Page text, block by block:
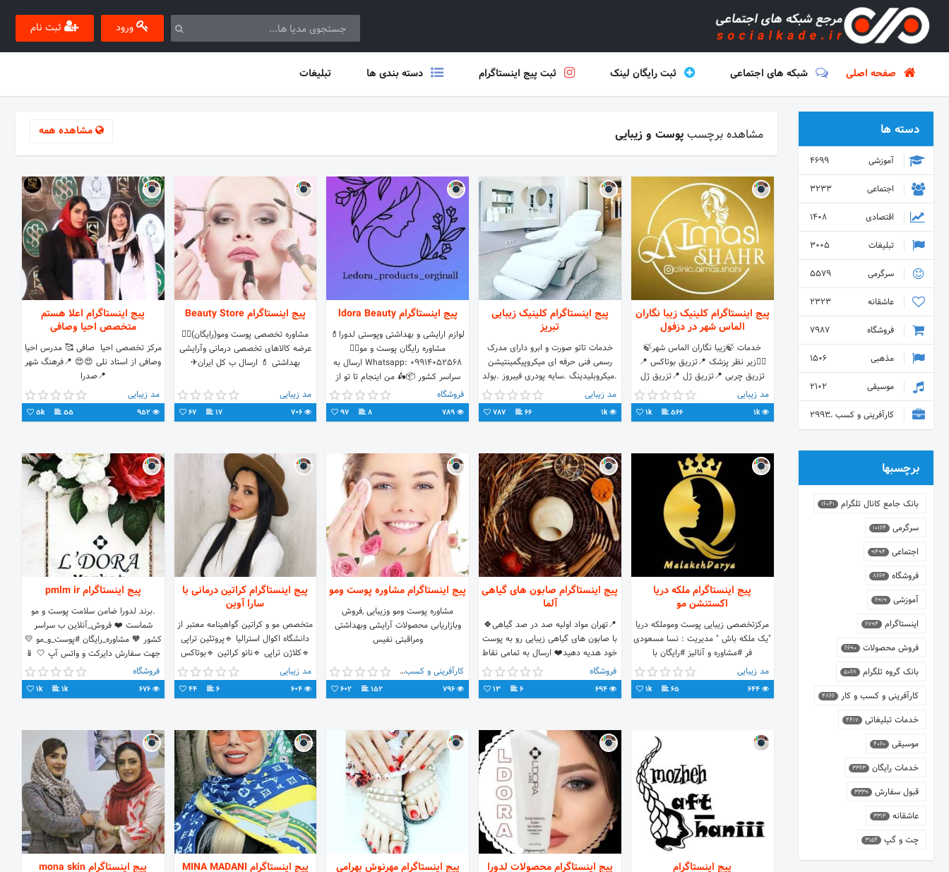
ورود ثبت نام
صفحه اصلی شبکه های اجتماعی ثبت رایگان لینک ثبت پیج اینستاگرام دسته بندی ها تبلیغات
مشاهده برچسب پوست و زیبایی مشاهده همه
پیج اینستاگرام کلینیک زیبا نگاران
الماس شهر در دزفول
خدمات 🍃زیبا نگاران الماس شهر🍃
👩‍⚕️زیر نظر پزشک 📍تزریق بوتاکس 📍
تزریق چربی 📍تزریق ژل 📍تزریق ژل
برای خط لبخند 📍فیلر زیر چشم 📍انزیم
بینی 🏩 #دزفول
مد زیبایی
1k
566
1k
پیج اینستاگرام کلینیک زیبایی
تبریز
خدمات تاتو صورت و ابرو دارای مدرک
رسمی فنی حرفه ای میکروپیگمینتیشن
.میکروبلیدینگ .سایه پودری فیبروز .بولد
بروز .فشن بروز . ژل وبوتاکس
#تبریز#زیبایی
مد زیبایی
1k
66
787
پیج اینستاگرام ldora Beauty
لوازم ارایشی و بهداشتی وپوستی لدورا💄
مشاوره رایگان پوست و مو💆‍♀️
Whatsapp: 09914052568 ارسال به
سراسر کشور 📦🛵 من اینجام تا تو از
وجود خودت لذت ببری😍فروشگاه
789
8
97
پیج اینستاگرام Beauty Store
مشاوره تخصصی پوست ومو(رایگان)👩‍⚕️
عرضه کالاهای تخصصی درمانی وآرایشی
بهداشتی 💄 ارسال ب کل ایران✈
مد زیبایی
706
17
67
پیج اینستاگرام اعلا هستم
متخصص احیا وصافی
مرکز تخصصی احیا ‌ صافی 🥰 مدرس احیا
وصافی از استاد نلی 😍😍 📍فرهنگ شهر
📍صدرا
مد زیبایی
952
55
5k
پیج اینستاگرام ملکه دریا
اکستنشن مو
مرکزتخصصی زیبایی پوست وموملکه دریا
"یک ملکه باش " مدیریت : نسا مسعودی
فر #مشاوره و آنالیز #رایگان با
#دستگاه_آنالیزر رزرو=دایرکت
09157003683 #مشهد
مد زیبایی
644
65
1k
پیج اینستاگرام صابون هاى گياهى
آلما
📍تهران مواد اوليه صد در صد گياهى🍀
با صابون هاى گياهى زيبايى رو به پوست
خود هديه دهيد❤️ ارسال به تمامى نقاط
كشور🚙 💜جهت سفارش به دايركت
مراجعه كنيد💜
فروشگاه
694
6
13
پیج اینستاگرام مشاوره پوست ومو
مشاوره پوست ومو وزیبایی ,فروش
وبازاریابی محصولات آرایشی وبهداشتی
ومراقبتی نفیس
کارآفرینی و کسب و کار
796
152
602
پیج اینستاگرام کراتین درمانی با
سارا آوین
متخصص مو و کراتین گواهینامه معتبر از
دانشگاه اکوال استرالیا 🔹پروتئین تراپی
🔹کلاژن تراپی 🔹نانو کراتین 🔹بوتاکس
🔹اولاپلکس و ... 📞رزرو:
۰۹۱۰۵۹۲۳۷۶۳
مد زیبایی
604
6
44
پیج اینستاگرام pmlm ir
.برند لدورا ضامن سلامت پوست و مو
شماست ❤️ فروش_آنلاین ب سراسر
کشور 🧡 مشاوره_رایگان #پوست_و_مو 💛
جهت سفارش دایرکت و واتس آپ 🤍 📱
09304605851
فروشگاه
676
1k
1k
پیج اینستاگرام
پیج اینستاگرام محصولات لدورا پیج اینستاگرام مهرنوش بهرامی
پیج اینستاگرام MINA MADANI
پیج اینستاگرام mona skin
دسته ها
آموزشی
4699
اجتماعی
3233
اقتصادی
1408
تبلیغات
3005
سرگرمی
5579
عاشقانه
2323
فروشگاه
7987
مذهبی
1506
موسیقی
2102
کارآفرینی و کسب و کار 2993
برچسبها
بانک جامع کانال تلگرام 16041
سرگرمی 10164
اجتماعی 9494
فروشگاه 8662
آموزشی 6919
اینستاگرام 6794
فروش محصولات 6690
بانک گروه تلگرام 5068
کارآفرینی و کسب و کار 4866
خدمات تبلیغاتی 4417
موسیقی 4060
خدمات رایگان 3363
قبول سفارش 3339
عاشقانه 3312
چت و گپ 3154